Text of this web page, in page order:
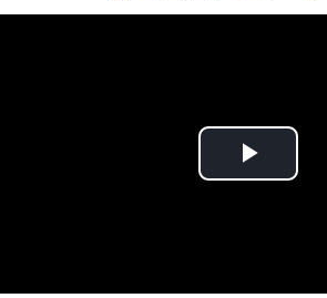
Play